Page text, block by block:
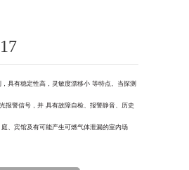
有稳定性高，灵敏度漂移小 等特点。当探测
报警信号，并 具有故障自检、报警静音、历史
、宾馆及有可能产生可燃气体泄漏的室内场